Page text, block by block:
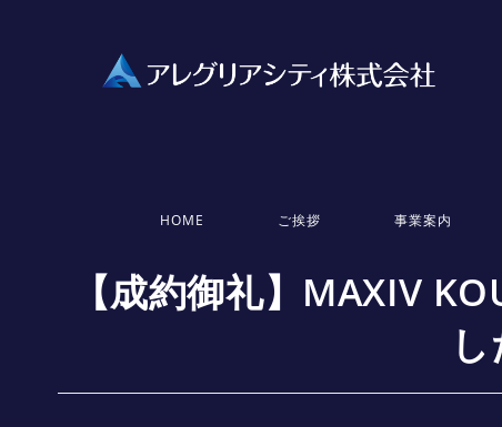
HOME ご挨拶 事業案内
【成約御礼】MAXIV